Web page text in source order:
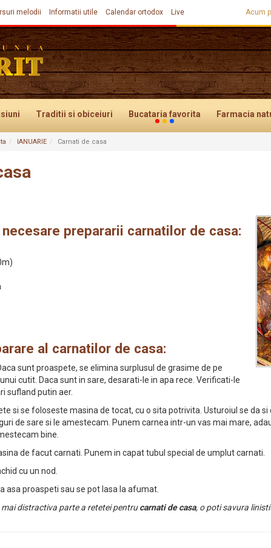
melodii Informatii utile Calendar ortodox Live Acum
Traditii si obiceiuri Bucataria favorita Farmacia
IANUARIE Carnati de casa
prepararii carnatilor de casa:
al carnatilor de casa:
sunt proaspete, se elimina surplusul de grasime de pe
cutit. Daca sunt in sare, desarati-le in apa rece. Verificati-le
sufland putin aer.
si se foloseste masina de tocat, cu o sita potrivita. Usturoiul se da
de sare si le amestecam. Punem carnea intr-un vas mai mare,
bine.
de facut carnati. Punem in capat tubul special de umplut carnati.
cu un nod.
asa proaspeti sau se pot lasa la afumat.
mai distractiva parte a retetei pentrucarnati de casa, o poti savura